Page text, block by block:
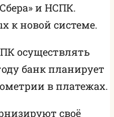
и НСПК.
к новой системе.
осуществлять
банк планирует
в платежах.
своё